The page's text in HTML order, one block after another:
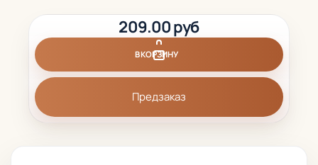
209.00 руб
В КОРЗИНУ
Предзаказ